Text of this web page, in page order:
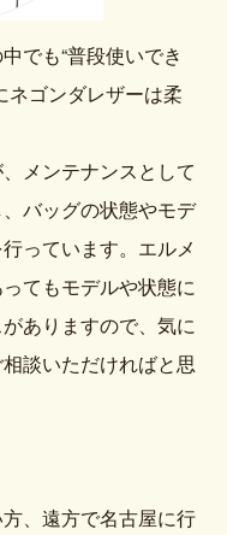
でも“普段使いでき
ネゴンダレザーは柔
メンテナンスとして
バッグの状態やモデ
っています。エルメ
てもモデルや状態に
ありますので、気に
談いただければと思
、遠方で名古屋に行